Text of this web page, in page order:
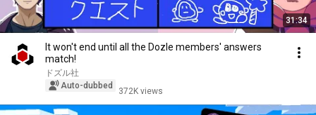
31:34
It won't end until all the Dozle members' answers
match!
ドズル社
Auto-dubbed
372K views